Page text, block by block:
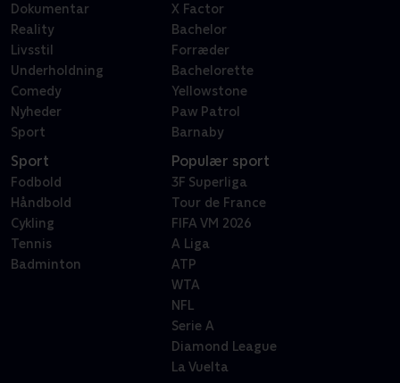
Dokumentar
Reality
Livsstil
Underholdning
Comedy
Nyheder
Sport
X Factor
Bachelor
Forræder
Bachelorette
Yellowstone
Paw Patrol
Barnaby
Sport
Fodbold
Håndbold
Cykling
Tennis
Badminton
Populær sport
3F Superliga
Tour de France
FIFA VM 2026
A Liga
ATP
WTA
NFL
Serie A
Diamond League
La Vuelta